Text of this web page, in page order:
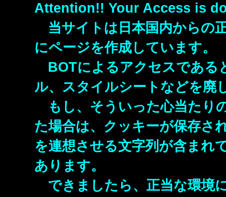
Attention!! Your Access is
当サイトは日本国内からの
にページを作成しています。
BOTによるアクセスである
ル、スタイルシートなどを廃
もし、そういった心当たり
た場合は、クッキーが保存さ
を連想させる文字列が含まれ
あります。
できましたら、正当な環境